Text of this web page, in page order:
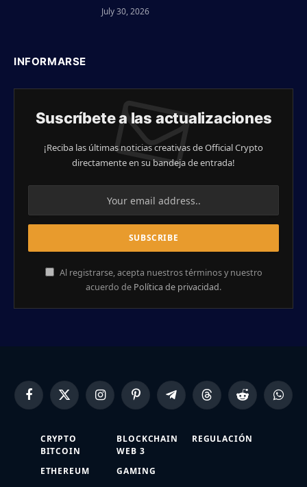
July 30, 2026
INFORMARSE
Suscríbete a las actualizaciones
¡Reciba las últimas noticias creativas de Official Crypto
directamente en su bandeja de entrada!
Al registrarse, acepta nuestros términos y nuestro
acuerdo de Política de privacidad.
FacebookX
(Twitter)
InstagramPinterestTelegramThreads Reddit
CRYPTO
BITCOIN
ETHEREUM
BLOCKCHAIN
WEB 3
GAMING
REGULACIÓN